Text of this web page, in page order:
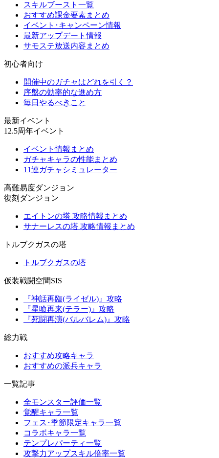
スキルブースト一覧
おすすめ課金要素まとめ
イベント･キャンペーン情報
最新アップデート情報
サモステ放送内容まとめ
初心者向け
開催中のガチャはどれを引く？
序盤の効率的な進め方
毎日やるべきこと
最新イベント
12.5周年イベント
イベント情報まとめ
ガチャキャラの性能まとめ
11連ガチャシミュレーター
高難易度ダンジョン
復刻ダンジョン
エイトンの塔 攻略情報まとめ
サナーレスの塔 攻略情報まとめ
トルブクガスの塔
トルブクガスの塔
仮装戦闘空間SIS
『神話再臨(ライゼル)』攻略
『星喰再来(テラー)』攻略
『死闘再演(バルバレム)』攻略
総力戦
おすすめ攻略キャラ
おすすめの派兵キャラ
一覧記事
全モンスター評価一覧
覚醒キャラ一覧
フェス･季節限定キャラ一覧
コラボキャラ一覧
テンプレパーティ一覧
攻撃力アップスキル倍率一覧